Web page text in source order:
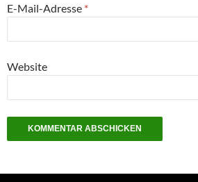
E-Mail-Adresse *
Website